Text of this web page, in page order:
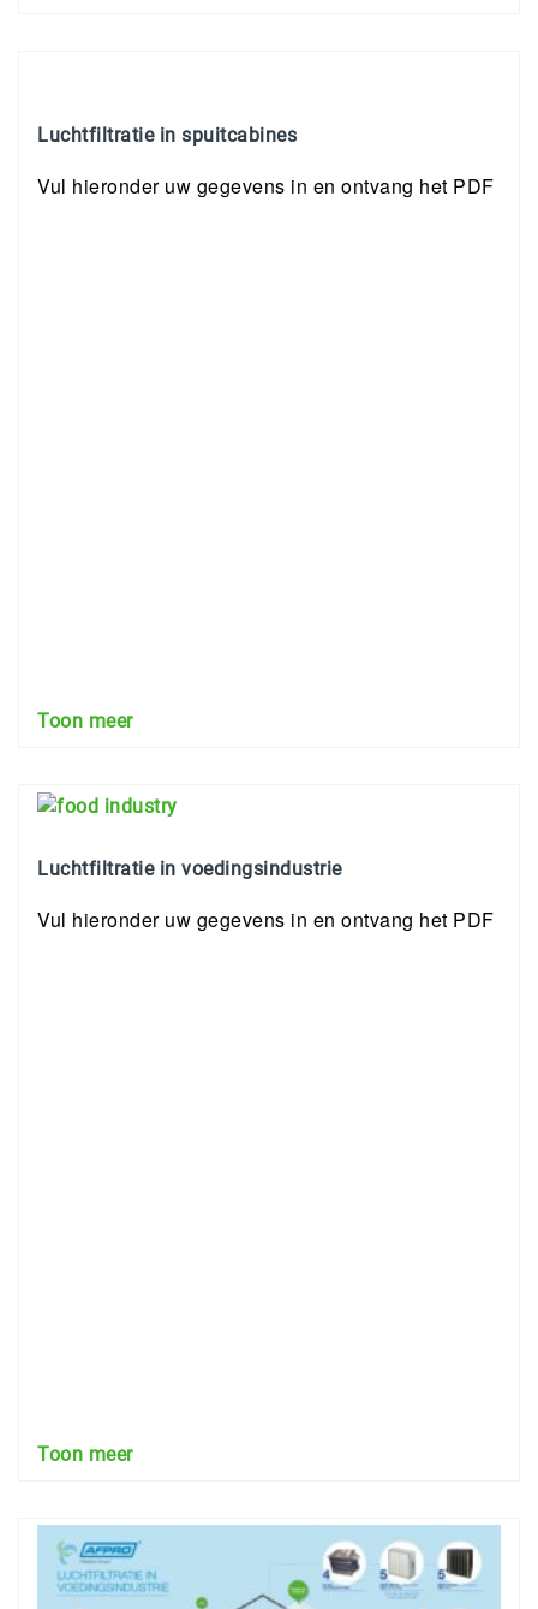
Luchtfiltratie in spuitcabines
Vul hieronder uw gegevens in en ontvang het PDF
Toon meer
Luchtfiltratie in voedingsindustrie
Vul hieronder uw gegevens in en ontvang het PDF
Toon meer